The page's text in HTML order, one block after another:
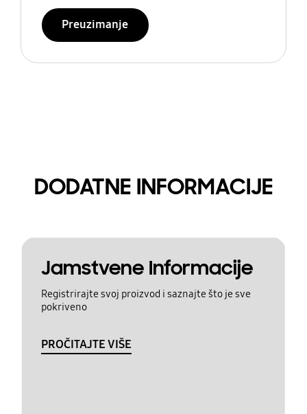
Preuzimanje
DODATNE INFORMACIJE
Jamstvene Informacije
Registrirajte svoj proizvod i saznajte što je sve
pokriveno
PROČITAJTE VIŠE